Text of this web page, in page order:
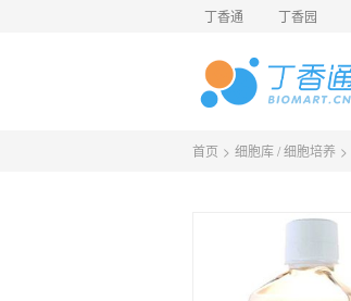
丁香通 丁香园
首页 > 细胞库 / 细胞培养 >